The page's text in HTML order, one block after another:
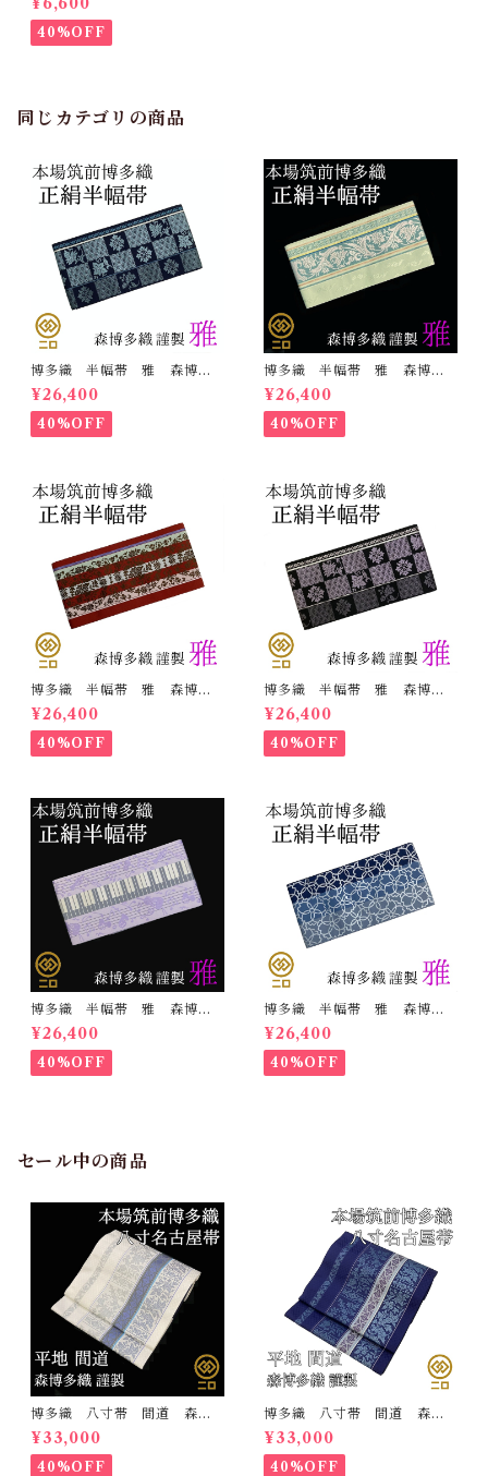
装 小袋帯 半巾帯
40%OFF
同じカテゴリの商品
博多織 半幅帯 雅 森博多
織 正絹 リバーシブル 長
さ/3m78cm 日本製 和装
小袋帯 半巾帯
¥26,400
40%OFF
博多織 半幅帯 雅 森博多
織 正絹 リバーシブル 長
さ/3m78cm 日本製 和装
小袋帯 半巾帯
¥26,400
40%OFF
博多織 半幅帯 雅 森博多
織 正絹 リバーシブル 長
さ/3m78cm 日本製 和装
小袋帯 半巾帯
¥26,400
40%OFF
博多織 半幅帯 雅 森博多
織 正絹 リバーシブル 長
さ/3m78cm 日本製 和装
小袋帯 半巾帯
¥26,400
40%OFF
博多織 半幅帯 雅 森博多
織 正絹 リバーシブル 長
さ/3m78cm 日本製 和装
小袋帯 半巾帯
¥26,400
40%OFF
博多織 半幅帯 雅 森博多
織 正絹 リバーシブル 長
さ/3m78cm 日本製 和装
小袋帯 半巾帯
¥26,400
40%OFF
セール中の商品
博多織 八寸帯 間道 森博
多織 正絹 日本製 未仕立
て 名古屋帯
¥33,000
40%OFF
博多織 八寸帯 間道 森博
多織 正絹 日本製 未仕立
て 名古屋帯
¥33,000
40%OFF